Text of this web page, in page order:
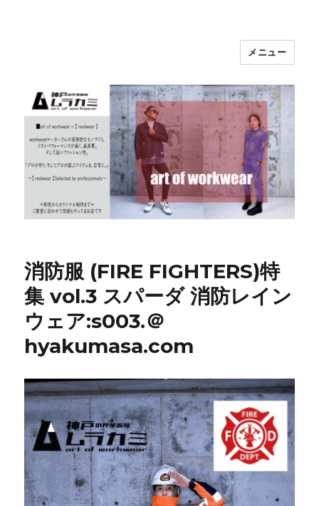
メニュー
消防服 (FIRE FIGHTERS)特
集 vol.3 スパーダ 消防レイン
ウェア:s003.＠
hyakumasa.com